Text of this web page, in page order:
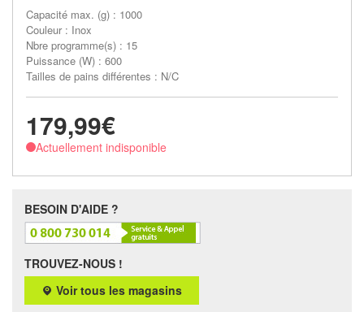
Capacité max. (g) : 1000
Couleur : Inox
Nbre programme(s) : 15
Puissance (W) : 600
Tailles de pains différentes : N/C
179,99€
Actuellement indisponible
BESOIN D'AIDE ?
TROUVEZ-NOUS !
Voir tous les magasins